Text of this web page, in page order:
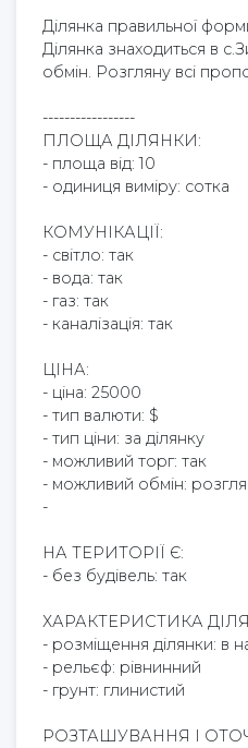
Ділянка правильної
Ділянка знаходиться в
обмін. Розгляну всі
-----------------
ПЛОЩА ДІЛЯНКИ:
- площа від: 10
- одиниця виміру: сотка
КОМУНІКАЦІЇ:
- світло: так
- вода: так
- газ: так
- каналізація: так
ЦІНА:
- ціна: 25000
- тип валюти: $
- тип ціни: за ділянку
- можливий торг: так
- можливий обмін:
-
НА ТЕРИТОРІЇ Є:
- без будівель: так
ХАРАКТЕРИСТИКА
- розміщення ділянки: в
- рельєф: рівнинний
- грунт: глинистий
РОЗТАШУВАННЯ І